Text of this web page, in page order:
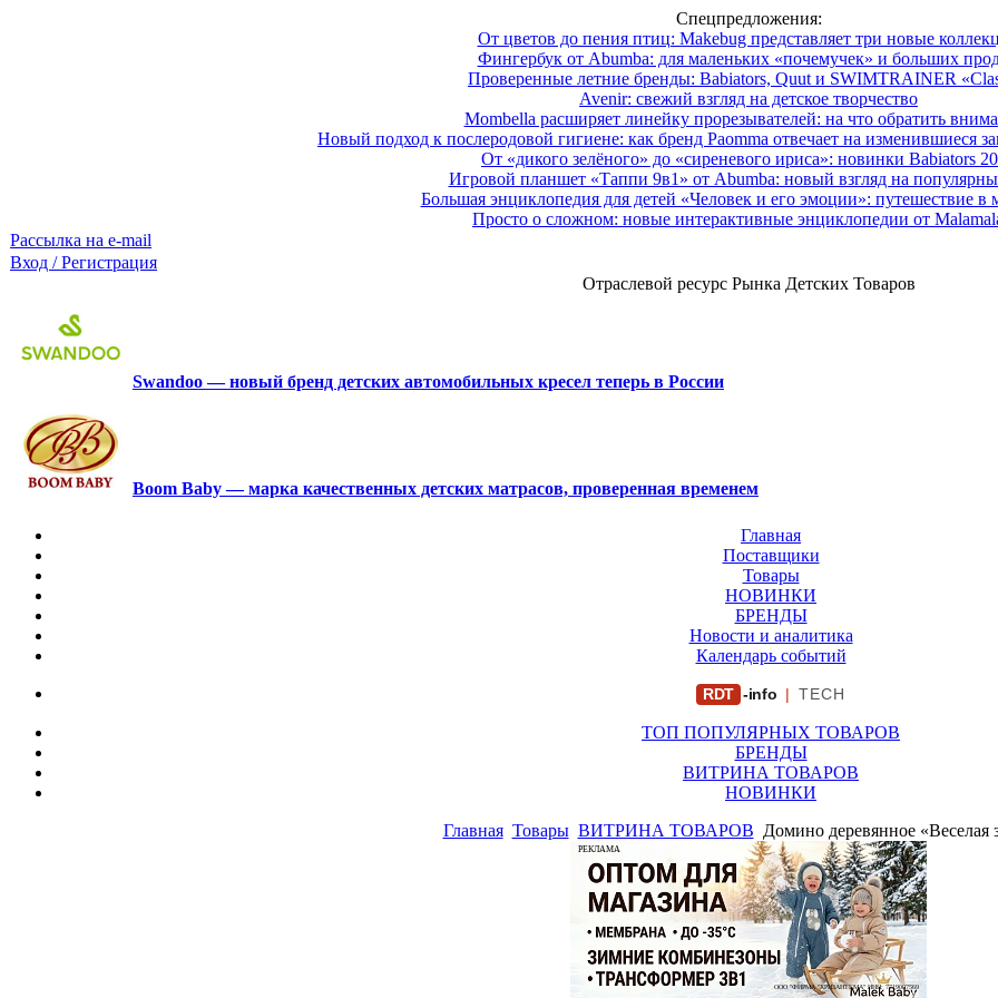
Спецпредложения:
От цветов до пения птиц: Makebug представляет три новые
Фингербук от Abumba: для маленьких «почемучек» и больших
Проверенные летние бренды: Babiators, Quut и SWIMTRAINER
Avenir: свежий взгляд на детское творчество
Mombella расширяет линейку прорезывателей: на что обратить
Новый подход к послеродовой гигиене: как бренд Paomma отвечает на изменившиеся
От «дикого зелёного» до «сиреневого ириса»: новинки Babiators
Игровой планшет «Таппи 9в1» от Abumba: новый взгляд на
Большая энциклопедия для детей «Человек и его эмоции»: путешествие в
Просто о сложном: новые интерактивные энциклопедии от
Рассылка на e-mail
Вход / Регистрация
Отраслевой ресурс Рынка Детских Товаров
Swandoo — новый бренд детских автомобильных кресел теперь в России
Boom Baby — марка качественных детских матрасов, проверенная временем
Главная
Поставщики
Товары
НОВИНКИ
БРЕНДЫ
Новости и аналитика
Календарь событий
RDT -info | TECH
ТОП ПОПУЛЯРНЫХ ТОВАРОВ
БРЕНДЫ
ВИТРИНА ТОВАРОВ
НОВИНКИ
Главная Товары ВИТРИНА ТОВАРОВ Домино деревянное «Веселая
РЕКЛАМА
ООО "ФИРМА "ХРИЗАНТЕМА" ИНН: 7719007569